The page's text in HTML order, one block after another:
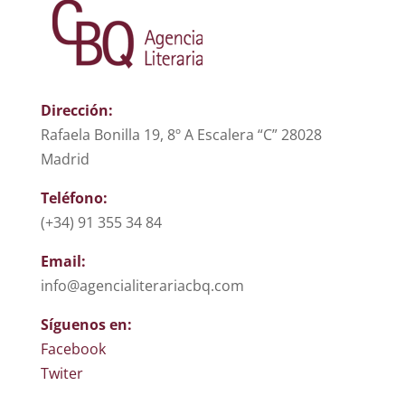
Dirección:
Rafaela Bonilla 19, 8º A Escalera “C” 28028
Madrid
Teléfono:
(+34) 91 355 34 84
Email:
info@agencialiterariacbq.com
Síguenos en:
Facebook
Twiter